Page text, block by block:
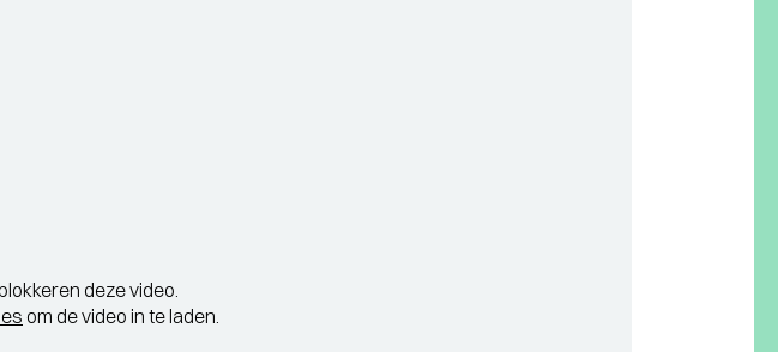
deze video.
om de video in te laden.